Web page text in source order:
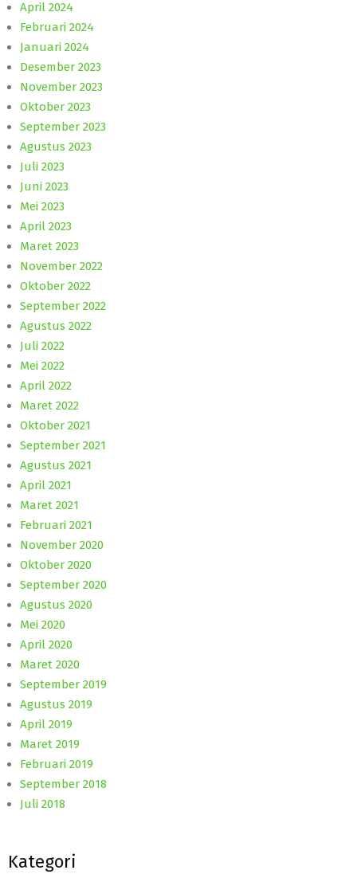
April 2024
Februari 2024
Januari 2024
Desember 2023
November 2023
Oktober 2023
September 2023
Agustus 2023
Juli 2023
Juni 2023
Mei 2023
April 2023
Maret 2023
November 2022
Oktober 2022
September 2022
Agustus 2022
Juli 2022
Mei 2022
April 2022
Maret 2022
Oktober 2021
September 2021
Agustus 2021
April 2021
Maret 2021
Februari 2021
November 2020
Oktober 2020
September 2020
Agustus 2020
Mei 2020
April 2020
Maret 2020
September 2019
Agustus 2019
April 2019
Maret 2019
Februari 2019
September 2018
Juli 2018
Kategori